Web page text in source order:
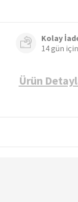
Kolay
14 gün
Ürün